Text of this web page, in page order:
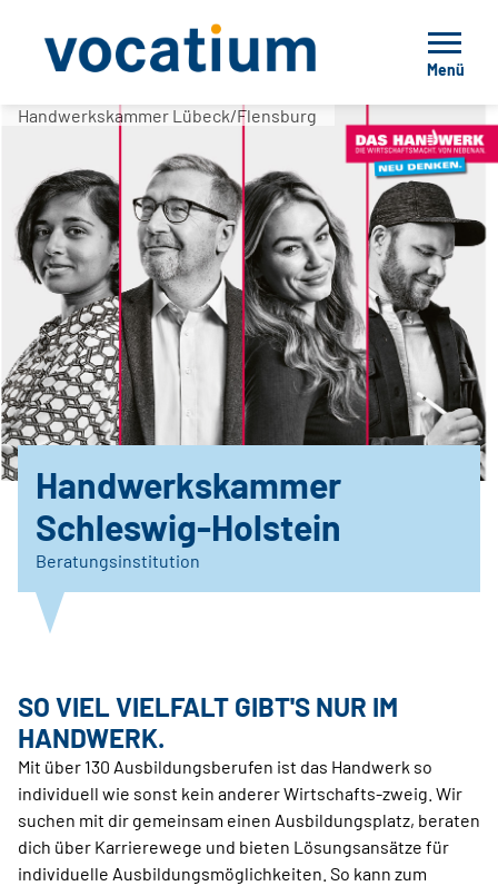
Menü
Handwerkskammer Lübeck/Flensburg
Handwerkskammer
Schleswig-Holstein
Beratungsinstitution
SO VIEL VIELFALT GIBT'S NUR IM
HANDWERK.
Mit über 130 Ausbildungsberufen ist das Handwerk so
individuell wie sonst kein anderer Wirtschafts-zweig. Wir
suchen mit dir gemeinsam einen Ausbildungsplatz, beraten
dich über Karrierewege und bieten Lösungsansätze für
individuelle Ausbildungsmöglichkeiten. So kann zum